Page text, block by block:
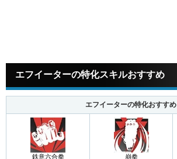
エフイーターの特化スキルおすすめ
エフイーターの特化おすすめ
鉄意六合拳 崩拳